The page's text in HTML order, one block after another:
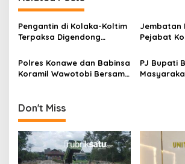
a
s
i
p
o
Pengantin di Kolaka-Koltim
Terpaksa Digendong
Jembatan Rusak
Jembatan
Pejabat
untuk
Polres Konawe dan Babinsa
Koramil Wawotobi Bersama
Meluhu
PJ Bupati
Don't Miss